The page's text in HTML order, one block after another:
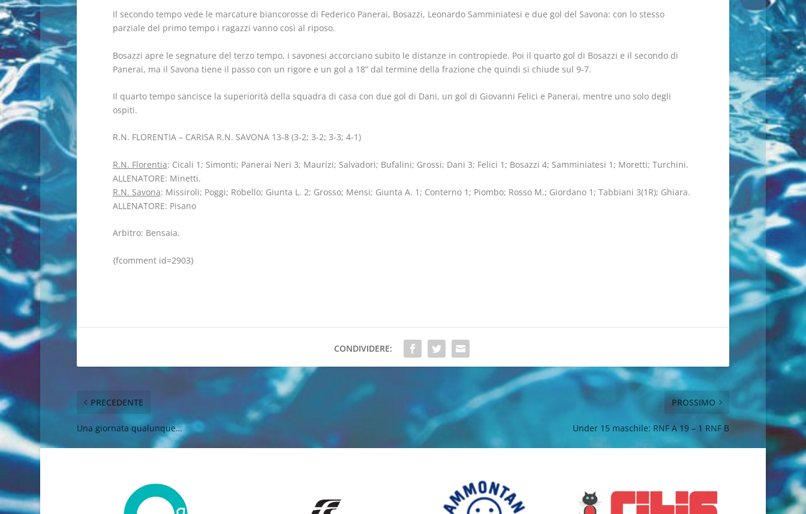
Il secondo tempo vede le marcature biancorosse di Federico Panerai, Bosazzi, Leonardo Samminiatesi e due gol del Savona: con lo stesso
parziale del primo tempo i ragazzi vanno così al riposo.
Bosazzi apre le segnature del terzo tempo, i savonesi accorciano subito le distanze in contropiede. Poi il quarto gol di Bosazzi e il secondo di
Panerai, ma il Savona tiene il passo con un rigore e un gol a 18” dal termine della frazione che quindi si chiude sul 9-7.
Il quarto tempo sancisce la superiorità della squadra di casa con due gol di Dani, un gol di Giovanni Felici e Panerai, mentre uno solo degli
ospiti.
R.N. FLORENTIA – CARISA R.N. SAVONA 13-8 (3-2; 3-2; 3-3; 4-1)
R.N. Florentia: Cicali 1; Simonti; Panerai Neri 3; Maurizi; Salvadori; Bufalini; Grossi; Dani 3; Felici 1; Bosazzi 4; Samminiatesi 1; Moretti; Turchini.
ALLENATORE: Minetti.
R.N. Savona: Missiroli; Poggi; Robello; Giunta L. 2; Grosso; Mensi; Giunta A. 1; Conterno 1; Piombo; Rosso M.; Giordano 1; Tabbiani 3(1R); Ghiara.
ALLENATORE: Pisano
Arbitro: Bensaia.
{fcomment id=2903}
CONDIVIDERE:
PRECEDENTE
Una giornata qualunque…
PROSSIMO
Under 15 maschile: RNF A 19 – 1 RNF B